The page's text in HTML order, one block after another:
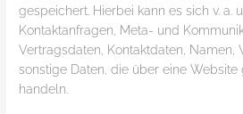
gespeichert. Hierbei kann es sich v. a.
Kontaktanfragen, Meta- und
Vertragsdaten, Kontaktdaten, Namen,
sonstige Daten, die über eine Website
handeln.